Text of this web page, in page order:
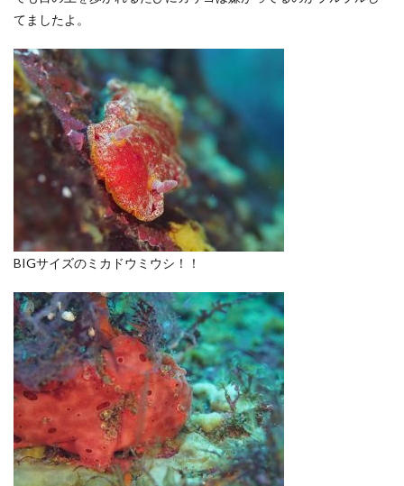
てましたよ。
BIGサイズのミカドウミウシ！！